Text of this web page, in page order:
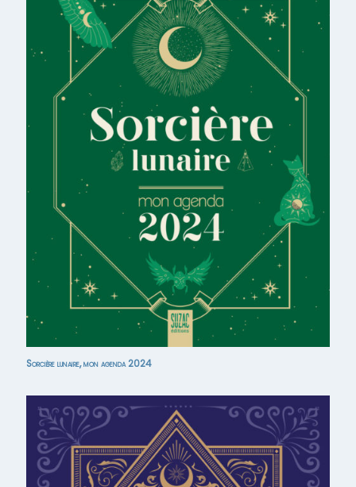
Sorcière lunaire, mon agenda 2024